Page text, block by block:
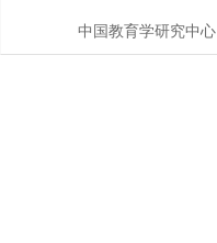
中国教育学研究中心